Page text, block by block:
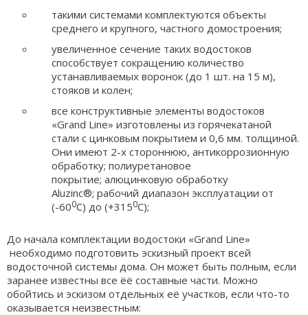
такими системами комплектуются объекты
среднего и крупного, частного домостроения;
увеличенное сечение таких водостоков
способствует сокращению количество
устанавливаемых воронок (до 1 шт. на 15 м),
стояков и колен;
все конструктивные элементы водостоков
«Grand Line» изготовлены из горячекатаной
стали с цинковым покрытием и 0,6 мм. толщиной.
Они имеют 2-х стороннюю, антикоррозионную
обработку; полиуретановое
покрытие; алюцинковую обработку
Aluzinc®; рабочий диапазон эксплуатации от
(-600С) до (+3150С);
До начала комплектации водостоки «Grand Line»
необходимо подготовить эскизный проект всей
водосточной системы дома. Он может быть полным, если
заранее известны все ёё составные части. Можно
обойтись и эскизом отдельных её участков, если что-то
оказывается неизвестным: